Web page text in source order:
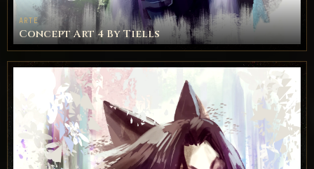
ARTE
Concept Art 4 By Tiells